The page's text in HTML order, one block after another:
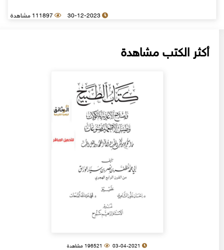
30-12-2023 111897 مشاهدة
أكثر الكتب مشاهدة
03-04-2021 196521 مشاهدة